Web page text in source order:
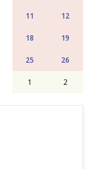
11 12
18 19
25 26
1 2